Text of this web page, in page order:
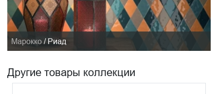
Марокко / Риад
Другие товары коллекции